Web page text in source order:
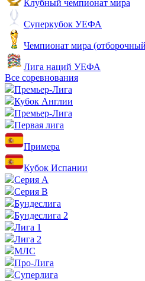
Клубный чемпионат мира
Суперкубок УЕФА
Чемпионат мира
Лига наций УЕФА
Все соревнования
Премьер-Лига
Кубок Англии
Премьер-Лига
Первая лига
Примера
Кубок Испании
Серия А
Серия B
Бундеслига
Бундеслига 2
Лига 1
Лига 2
МЛС
Про-Лига
Суперлига